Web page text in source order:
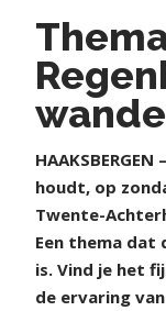
houdt, op
Twente-
Een thema dat
is. Vind je het
de ervaring